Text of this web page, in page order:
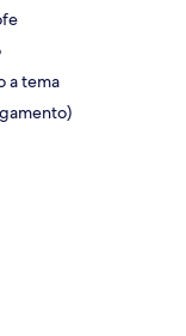
a tema